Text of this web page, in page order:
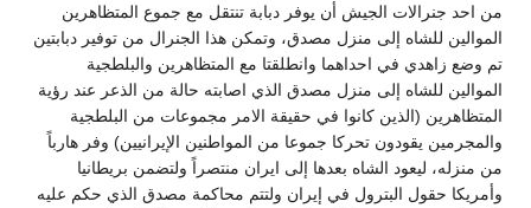
من احد جنرالات الجيش أن يوفر دبابة تنتقل مع جموع المتظاهرين
الموالين للشاه إلى منزل مصدق، وتمكن هذا الجنرال من توفير دبابتين
تم وضع زاهدي في احداهما وانطلقتا مع المتظاهرين والبلطجية
الموالين للشاه إلى منزل مصدق الذي اصابته حالة من الذعر عند رؤية
المتظاهرين (الذين كانوا في حقيقة الامر مجموعات من البلطجية
والمجرمين يقودون تحركا جموعا من المواطنين الإيرانيين) وفر هارباً
من منزله، ليعود الشاه بعدها إلى ايران منتصراً ولتضمن بريطانيا
وأمريكا حقول البترول في إيران ولتتم محاكمة مصدق الذي حكم عليه